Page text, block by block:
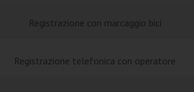
Registrazione con marcaggio bici
Registrazione telefonica con operatore